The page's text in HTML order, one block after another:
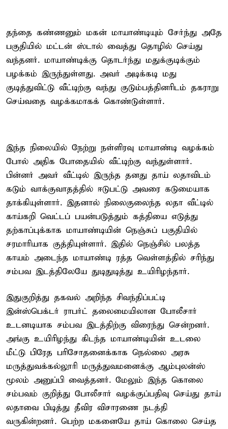
தந்தை கண்ணனும் மகன் மாயாண்டியும் சேர்ந்து அதே
பகுதியில் மட்டன் ஸ்டால் வைத்து தொழில் செய்து
வந்தனர். மாயாண்டிக்கு தொடர்ந்து மதுக்குடிக்கும்
பழக்கம் இருந்துள்ளது. அவர் அடிக்கடி மது
குடித்துவிட்டு வீட்டிற்கு வந்து குடும்பத்தினரிடம் தகராறு
செய்வதை வழக்கமாகக் கொண்டுள்ளார்.
இந்த நிலையில் நேற்று நள்ளிரவு மாயாண்டி வழக்கம்
போல் அதிக போதையில் வீட்டிற்கு வந்துள்ளார்.
பின்னர் அவர் வீட்டில் இருந்த தனது தாய் லதாவிடம்
கடும் வாக்குவாதத்தில் ஈடுபட்டு அவரை கடுமையாக
தாக்கியுள்ளார். இதனால் நிலைகுலைந்த லதா வீட்டில்
காய்கறி வெட்டப் பயன்படுத்தும் கத்தியை எடுத்து
தற்காப்புக்காக மாயாண்டியின் நெஞ்சுப் பகுதியில்
சரமாரியாக குத்தியுள்ளார். இதில் நெஞ்சில் பலத்த
காயம் அடைந்த மாயாண்டி ரத்த வெள்ளத்தில் சரிந்து
சம்பவ இடத்திலேயே துடிதுடித்து உயிரிழந்தார்.
இதுகுறித்து தகவல் அறிந்த சிவந்திப்பட்டி
இன்ஸ்பெக்டர் ராபர்ட் தலைமையிலான போலீசார்
உடனடியாக சம்பவ இடத்திற்கு விரைந்து சென்றனர்.
அங்கு உயிரிழந்து கிடந்த மாயாண்டியின் உடலை
மீட்டு பிரேத பரிசோதனைக்காக நெல்லை அரசு
மருத்துவக்கல்லூரி மருத்துவமனைக்கு ஆம்புலன்ஸ்
மூலம் அனுப்பி வைத்தனர். மேலும் இந்த கொலை
சம்பவம் குறித்து போலீசார் வழக்குப்பதிவு செய்து தாய்
லதாவை பிடித்து தீவிர விசாரணை நடத்தி
வருகின்றனர். பெற்ற மகனையே தாய் கொலை செய்த